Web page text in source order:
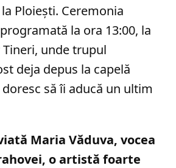
Ploiești. Ceremonia
la ora 13:00, la
unde trupul
deja depus la capelă
să îi aducă un ultim
Maria Văduva, vocea
o artistă foarte